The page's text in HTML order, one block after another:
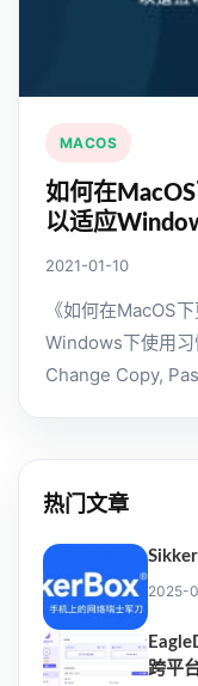
MACOS
如何在
以适应
2021-01-10
《如何在MacOS
Windows下使用
Change Copy,
热门文章
2025-
跨平